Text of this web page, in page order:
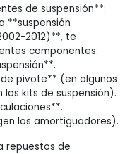
de suspensión**:
**suspensión
2012)**, te
componentes:
pivote** (en algunos
kits de suspensión).
los amortiguadores).
repuestos de